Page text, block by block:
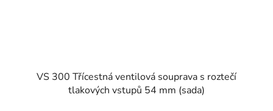
VS 300 Třícestná ventilová souprava s roztečí
tlakových vstupů 54 mm (sada)